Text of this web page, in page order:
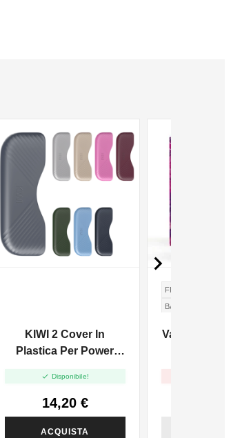
KIWI 2 Cover In
Plastica Per Power
 Disponibile!
14,20 €
ACQUISTA
FRUTTI DI
BACCHE SCURE
BACCHE ROSSE
Vaporart
